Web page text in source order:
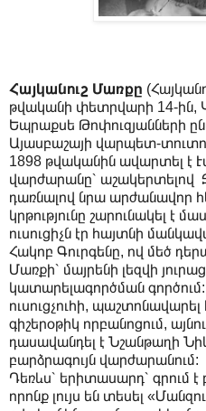
Հայկանուշ Մառքը
թվականի փետրվարի 14-ին,
Եպրաքսե Թոփուզյանների
Այասբաշայի վարպետ-
1898 թվականին ավարտել է
վարժարանը՝ աշակերտելով
դառնալով նրա արժանավոր
կրթությունը շարունակել է
ուսուցիչն էր հայտնի
Հակոբ Գուրգենը, ով մեծ
Մառքի՝ մայրենի լեզվի
կատարելագործման
ուսուցչուհի,
գիշերօթիկ որբանոցում,
դասավանդել է Նշանթաղի
բարձրագույն վարժարանում:
Դեռևս՝ երիտասարդ՝ գրում է
որոնք լույս են տեսել